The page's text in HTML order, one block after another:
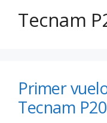
Tecnam
Primer
Tecnam